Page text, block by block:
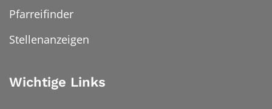
Pfarreifinder
Stellenanzeigen
Wichtige Links